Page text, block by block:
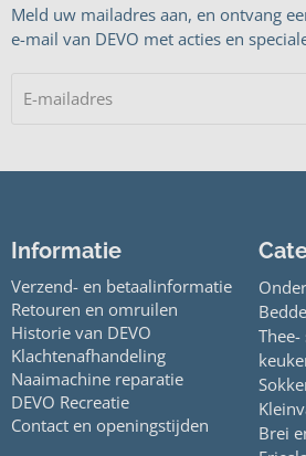
Meld uw mailadres aan, en ontvang
e-mail van DEVO met acties en
Brei
Informatie
Verzend- en betaalinformatie
Retouren en omruilen
Historie van DEVO
Klachtenafhandeling
Naaimachine reparatie
DEVO Recreatie
Contact en openingstijden